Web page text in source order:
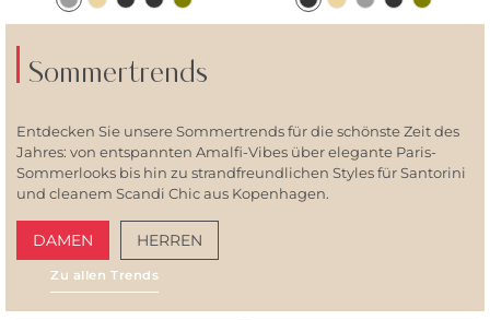
Sommertrends
Entdecken Sie unsere Sommertrends für die schönste Zeit des
Jahres: von entspannten Amalfi-Vibes über elegante Paris-
Sommerlooks bis hin zu strandfreundlichen Styles für Santorini
und cleanem Scandi Chic aus Kopenhagen.
DAMEN HERREN
Zu allen Trends